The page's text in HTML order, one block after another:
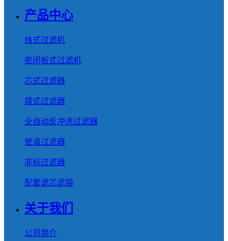
产品中心
烛式过滤机
密闭板式过滤机
芯式过滤器
袋式过滤器
全自动反冲洗过滤器
管道过滤器
非标过滤器
配套滤芯滤袋
关于我们
公司简介